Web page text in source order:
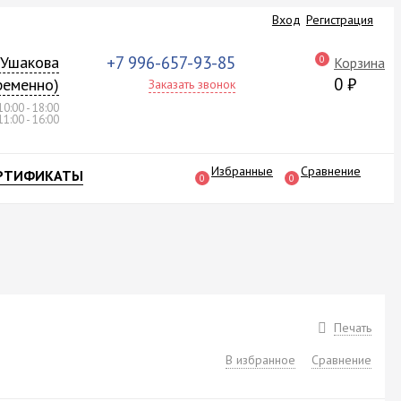
Вход Регистрация
- 18:00
- 16:00
+7 996-657-93-85
Заказать звонок
0 Корзина
0 ₽
0 Избранные 0 Сравнение
Печать
В избранное Сравнение